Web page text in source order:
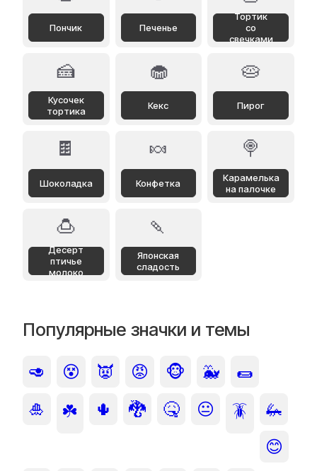
Пончик Печенье
Тортик
со
свечками
🍰
Кусочек
тортика
🧁
Кекс
🥧
Пирог
🍫
Шоколадка
🍬
Конфетка
🍭
Карамелька
на палочке
🍮
Десерт
птичье
молоко
🍡
Японская
сладость
Популярные значки и темы
🥑 😵 👿 😡 🐵 🐳
🌯
🎍
☘️ 🌵 🐉 🤒 😐 🪳
🦗
😊